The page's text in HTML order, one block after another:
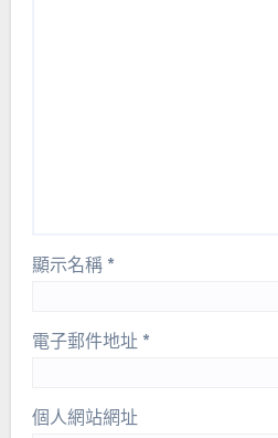
顯示名稱 *
電子郵件地址 *
個人網站網址